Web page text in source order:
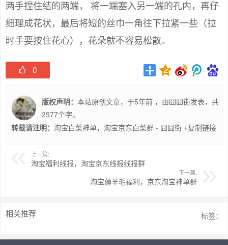
两手捏住结的两端， 将一端塞入另一端的孔内，再仔
细理成花状，最后将短的丝巾一角往下拉紧一些（拉
时手要按住花心），花朵就不容易松散。
0
版权声明： 本站原创文章，于5年前 ，由囧囧街发表，共
2977个字。
转载请注明： 淘宝白菜神单，淘宝京东白菜群 - 囧囧街 +复制链接
上一篇:
淘宝福利线报，淘宝京东线报线报群
下一篇:
淘宝薅羊毛福利，京东淘宝神单群
相关推荐 标签：